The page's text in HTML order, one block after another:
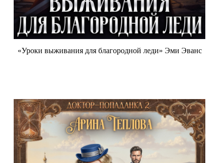
«Уроки выживания для благородной леди» Эми Эванс